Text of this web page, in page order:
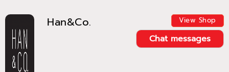
Han&Co. View Shop
Chat messages